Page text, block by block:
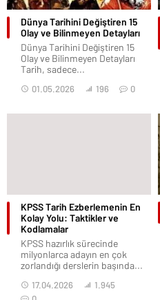
Dünya Tarihini Değiştiren 15
Olay ve Bilinmeyen Detayları
Dünya Tarihini Değiştiren 15
Olay ve Bilinmeyen Detayları
Tarih, sadece...
01.05.2026 196 0
KPSS Tarih Ezberlemenin En
Kolay Yolu: Taktikler ve
Kodlamalar
KPSS hazırlık sürecinde
milyonlarca adayın en çok
zorlandığı derslerin başında...
17.04.2026
1.945